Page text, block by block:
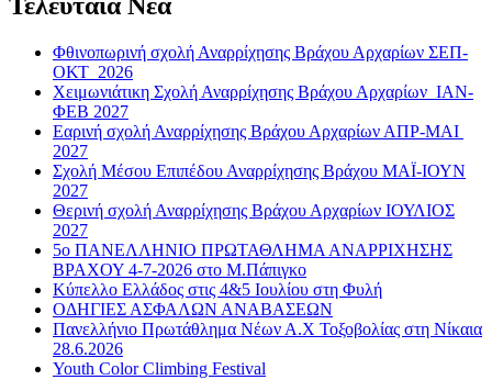
Τελευταία Νέα
Φθινοπωρινή σχολή Αναρρίχησης Βράχου Αρχαρίων ΣΕΠ-
ΟΚΤ 2026
Χειμωνιάτικη Σχολή Αναρρίχησης Βράχου Αρχαρίων ΙΑΝ-
ΦΕΒ 2027
Εαρινή σχολή Αναρρίχησης Βράχου Αρχαρίων ΑΠΡ-ΜΑΙ
2027
Σχολή Μέσου Επιπέδου Αναρρίχησης Βράχου ΜΑΪ-ΙΟΥΝ
2027
Θερινή σχολή Αναρρίχησης Βράχου Αρχαρίων ΙΟΥΛΙΟΣ
2027
5ο ΠΑΝΕΛΛΗΝΙΟ ΠΡΩΤΑΘΛΗΜΑ ΑΝΑΡΡΙΧΗΣΗΣ
ΒΡΑΧΟΥ 4-7-2026 στο Μ.Πάπιγκο
Κύπελλο Ελλάδος στις 4&5 Ιουλίου στη Φυλή
ΟΔΗΓΙΕΣ ΑΣΦΑΛΩΝ ΑΝΑΒΑΣΕΩΝ
Πανελλήνιο Πρωτάθλημα Νέων Α.Χ Τοξοβολίας στη Νίκαια
28.6.2026
Youth Color Climbing Festival